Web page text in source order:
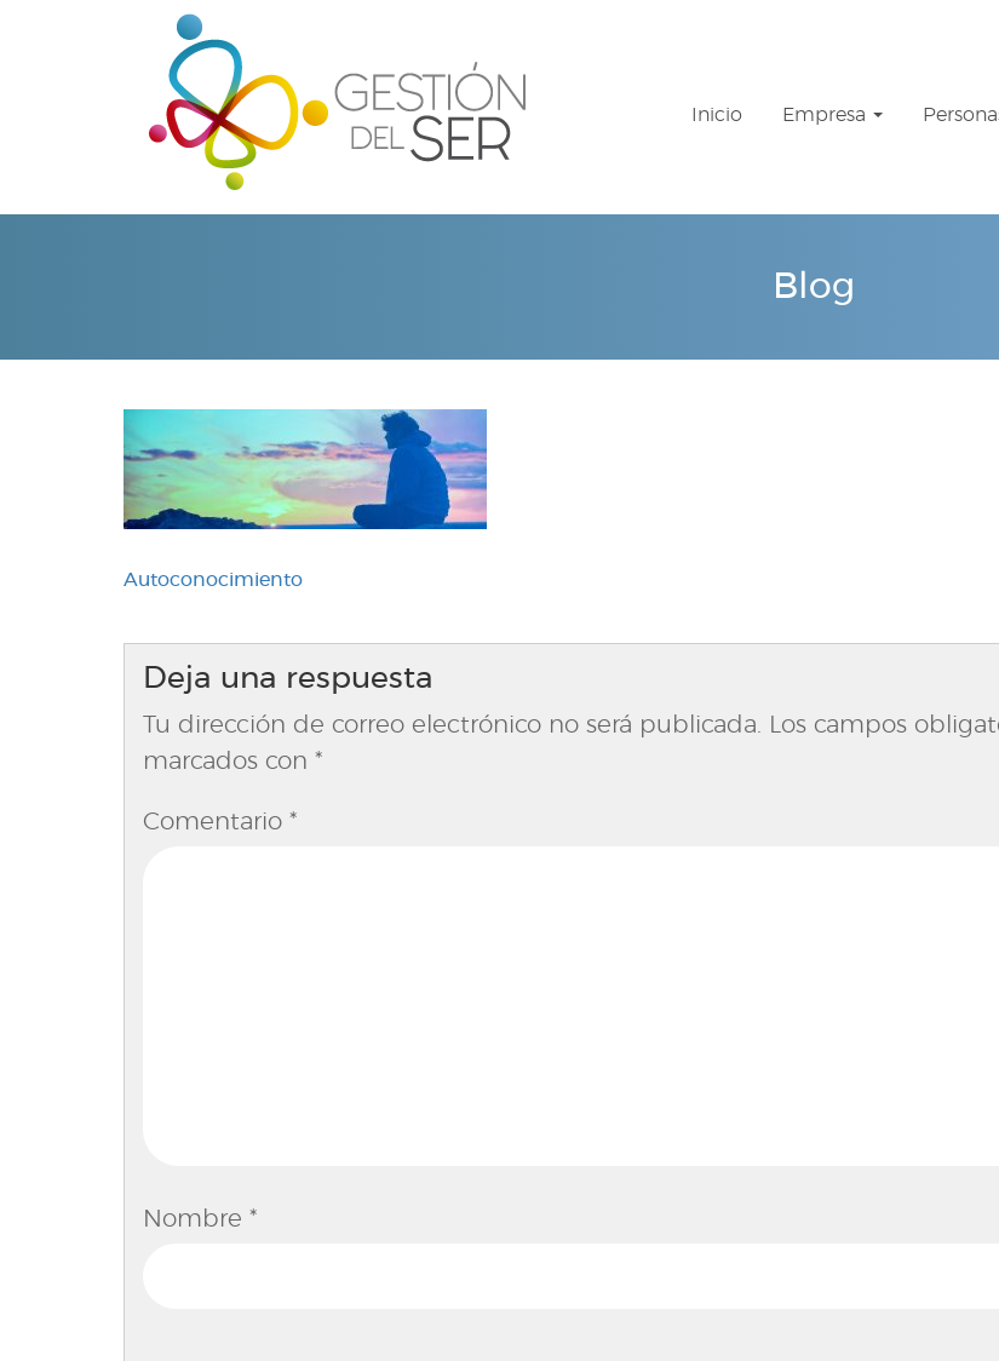
Inicio Empresa
Blog
Navegación
entradas
Autoconocimiento
Deja una respuesta
Tu dirección de correo electrónico no será publicada. Los campos
marcados con *
Comentario *
Nombre *